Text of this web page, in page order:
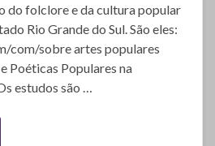
do folclore e da cultura popular
Rio Grande do Sul. São eles:
com/sobre artes populares
Poéticas Populares na
estudos são …